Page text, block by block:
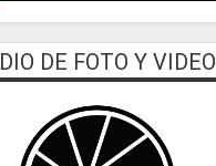
DE FOTO Y VIDEO